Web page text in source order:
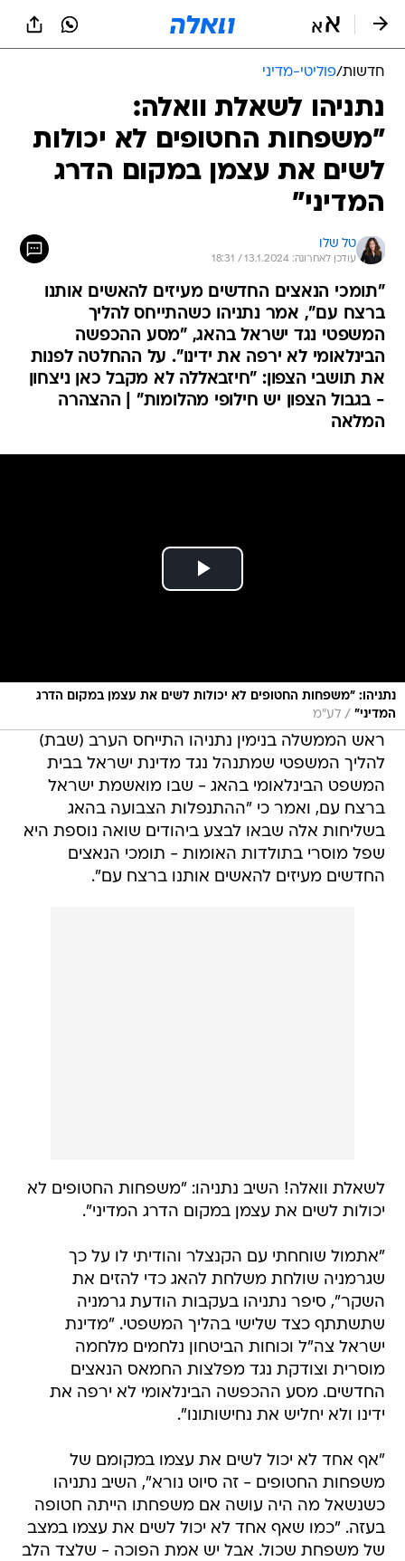
חדשות/פוליטי-מדיני
נתניהו לשאלת וואלה:
"משפחות החטופים לא יכולות
לשים את עצמן במקום הדרג
המדיני"
טל שלו
עודכן לאחרונה: 13.1.2024 / 18:31
"תומכי הנאצים החדשים מעיזים להאשים אותנו
ברצח עם", אמר נתניהו כשהתייחס להליך
המשפטי נגד ישראל בהאג, "מסע ההכפשה
הבינלאומי לא ירפה את ידינו". על ההחלטה לפנות
את תושבי הצפון: "חיזבאללה לא מקבל כאן ניצחון
- בגבול הצפון יש חילופי מהלומות" | ההצהרה
המלאה
נתניהו: "משפחות החטופים לא יכולות לשים את עצמן במקום הדרג
המדיני" / לע"מ
ראש הממשלה בנימין נתניהו התייחס הערב (שבת)
להליך המשפטי שמתנהל נגד מדינת ישראל בבית
המשפט הבינלאומי בהאג - שבו מואשמת ישראל
ברצח עם, ואמר כי "ההתנפלות הצבועה בהאג
בשליחות אלה שבאו לבצע ביהודים שואה נוספת היא
שפל מוסרי בתולדות האומות - תומכי הנאצים
החדשים מעיזים להאשים אותנו ברצח עם".
לשאלת וואלה! השיב נתניהו: "משפחות החטופים לא
יכולות לשים את עצמן במקום הדרג המדיני".
"אתמול שוחחתי עם הקנצלר והודיתי לו על כך
שגרמניה שולחת משלחת להאג כדי להזים את
השקר", סיפר נתניהו בעקבות הודעת גרמניה
שתשתתף כצד שלישי בהליך המשפטי. "מדינת
ישראל צה"ל וכוחות הביטחון נלחמים מלחמה
מוסרית וצודקת נגד מפלצות החמאס הנאצים
החדשים. מסע ההכפשה הבינלאומי לא ירפה את
ידינו ולא יחליש את נחישותונו".
"אף אחד לא יכול לשים את עצמו במקומם של
משפחות החטופים - זה סיוט נורא", השיב נתניהו
כשנשאל מה היה עושה אם משפחתו הייתה חטופה
בעזה. "כמו שאף אחד לא יכול לשים את עצמו במצב
של משפחת שכול. אבל יש אמת הפוכה - שלצד הלב